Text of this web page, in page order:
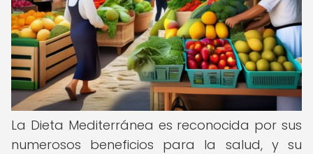
La Dieta Mediterránea es reconocida por sus
numerosos beneficios para la salud, y su